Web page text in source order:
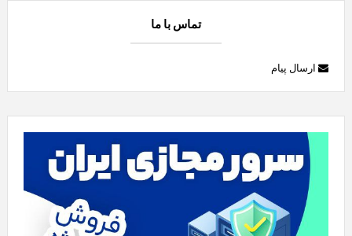
تماس با ما
ارسال پیام